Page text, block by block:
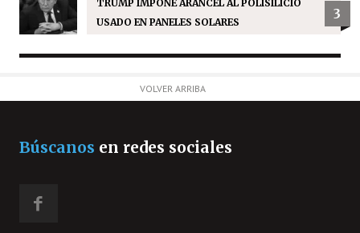
TRUMP IMPONE ARANCEL AL POLISILICIO
USADO EN PANELES SOLARES
3
VOLVER ARRIBA
Búscanos en redes sociales